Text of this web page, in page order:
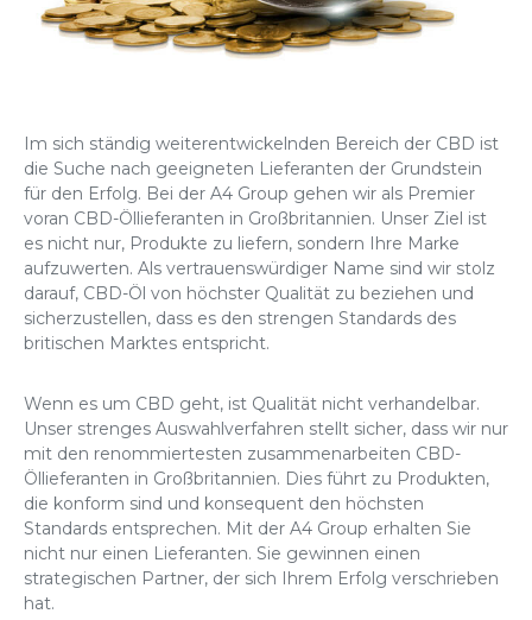
Im sich ständig weiterentwickelnden Bereich der CBD ist
die Suche nach geeigneten Lieferanten der Grundstein
für den Erfolg. Bei der A4 Group gehen wir als Premier
voran CBD-Öllieferanten in Großbritannien. Unser Ziel ist
es nicht nur, Produkte zu liefern, sondern Ihre Marke
aufzuwerten. Als vertrauenswürdiger Name sind wir stolz
darauf, CBD-Öl von höchster Qualität zu beziehen und
sicherzustellen, dass es den strengen Standards des
britischen Marktes entspricht.
Wenn es um CBD geht, ist Qualität nicht verhandelbar.
Unser strenges Auswahlverfahren stellt sicher, dass wir nur
mit den renommiertesten zusammenarbeiten CBD-
Öllieferanten in Großbritannien. Dies führt zu Produkten,
die konform sind und konsequent den höchsten
Standards entsprechen. Mit der A4 Group erhalten Sie
nicht nur einen Lieferanten. Sie gewinnen einen
strategischen Partner, der sich Ihrem Erfolg verschrieben
hat.